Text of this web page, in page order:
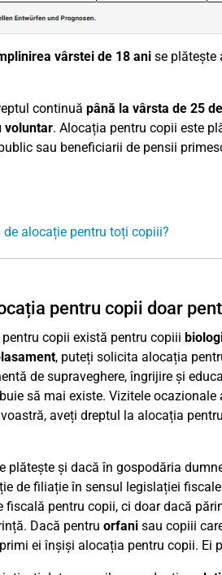
vârstei de 18 anise plătește
continuă până la vârsta de 25
voluntar. Alocația pentru copii este
sau beneficiarii de pensii
alocație pentru toți copiii?
pentru copii doar
copii există pentru copiii
, puteți solicita alocația
de supraveghere, îngrijire și
să mai existe. Vizitele
aveți dreptul la alocația
plătește și dacă în gospodăria
de filiație în sensul legislației
fiscală pentru copii, ci doar dacă
Dacă pentru orfanisau copiii
ei înșiși alocația pentru copii. Ei